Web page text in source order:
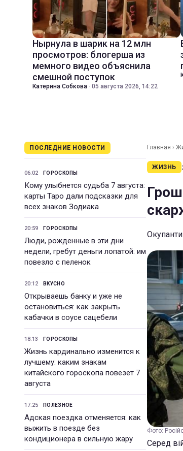
Нырнула в шарик на 12 млн
просмотров: блогерша из
мемного видео объяснила
смешной поступок
Катерина Собкова · 05 августа 2026, 14:22
ПОСЛЕДНИЕ НОВОСТИ
06:02 ГОРОСКОПЫ
Кому улыбнется судьба 7 августа:
карты Таро дали подсказки для
всех знаков Зодиака
20:59 ГОРОСКОПЫ
Люди, рожденные в эти дни
недели, гребут деньги лопатой: им
повезло с пеленок
20:12 ВКУСНО
Открываешь банку и уже не
остановиться: как закрыть
кабачки в соусе сацебели
18:13 ГОРОСКОПЫ
Жизнь кардинально изменится к
лучшему: каким знакам
китайского гороскопа повезет 7
августа
17:25 ПОЛЕЗНОЕ
Адская поездка отменяется: как
выжить в поезде без
кондиционера в сильную жару
Главная ›
ЖИЗНЬ
Окупанти
Фото:
Серед